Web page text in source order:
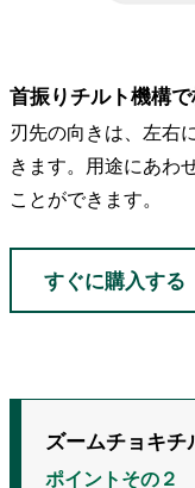
首振りチルト機構
刃先の向きは、左右
きます。用途にあわ
ことができます。
すぐに購入する
ズームチョキ
ポイントその２